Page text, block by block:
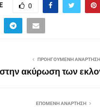
0
ΠΡΟΗΓΟΎΜΕΝΗ ΑΝΆΡΤΗΣΗ
ακύρωση των
ΕΠΌΜΕΝΗ ΑΝΆΡΤΗΣΗ